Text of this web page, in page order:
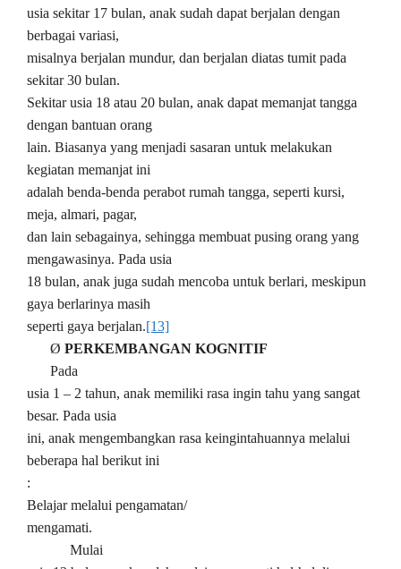
usia sekitar 17 bulan, anak sudah dapat berjalan dengan
berbagai variasi,
misalnya berjalan mundur, dan berjalan diatas tumit pada
sekitar 30 bulan.
Sekitar usia 18 atau 20 bulan, anak dapat memanjat tangga
dengan bantuan orang
lain. Biasanya yang menjadi sasaran untuk melakukan
kegiatan memanjat ini
adalah benda-benda perabot rumah tangga, seperti kursi,
meja, almari, pagar,
dan lain sebagainya, sehingga membuat pusing orang yang
mengawasinya. Pada usia
18 bulan, anak juga sudah mencoba untuk berlari, meskipun
gaya berlarinya masih
seperti gaya berjalan.[13]
Ø PERKEMBANGAN KOGNITIF
Pada
usia 1 – 2 tahun, anak memiliki rasa ingin tahu yang sangat
besar. Pada usia
ini, anak mengembangkan rasa keingintahuannya melalui
beberapa hal berikut ini
:
Belajar melalui pengamatan/
mengamati.
Mulai